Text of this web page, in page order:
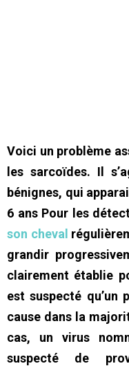
Voici un problème
les sarcoïdes. Il
bénignes, qui
6 ans Pour les
son cheval
grandir
clairement établie
est suspecté qu’un
cause dans la
cas, un virus
suspecté de